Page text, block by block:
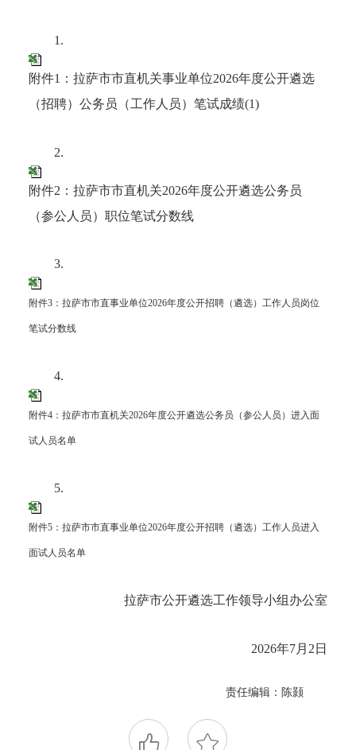
1.
附件1：拉萨市市直机关事业单位2026年度公开遴选
（招聘）公务员（工作人员）笔试成绩(1)
2.
附件2：拉萨市市直机关2026年度公开遴选公务员
（参公人员）职位笔试分数线
3.
附件3：拉萨市市直事业单位2026年度公开招聘（遴选）工作人员岗位
笔试分数线
4.
附件4：拉萨市市直机关2026年度公开遴选公务员（参公人员）进入面
试人员名单
5.
附件5：拉萨市市直事业单位2026年度公开招聘（遴选）工作人员进入
面试人员名单
拉萨市公开遴选工作领导小组办公室
2026年7月2日
责任编辑：陈颢